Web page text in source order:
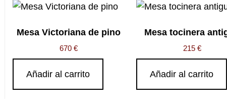
Mesa Victoriana de pino
670 €
Añadir al carrito
Mesa tocinera
215 €
Añadir al carrito